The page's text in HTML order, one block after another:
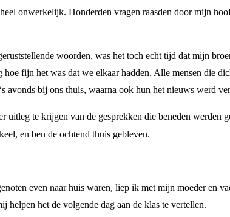
onwerkelijk. Honderden vragen raasden door mijn
woorden, was het toch echt tijd dat mijn
fijn het was dat we elkaar hadden. Alle mensen die
avonds bij ons thuis, waarna ook hun het nieuws werd
uitleg te krijgen van de gesprekken die beneden
en ben de ochtend thuis gebleven.
even naar huis waren, liep ik met mijn moeder en
helpen het de volgende dag aan de klas te vertellen.